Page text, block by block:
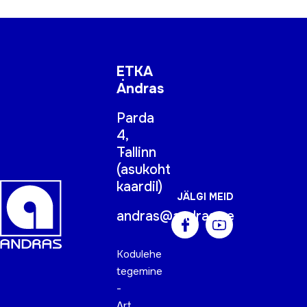
ETKA
Andras
Parda
4,
Tallinn
(asukoht
kaardil)
andras@andras.ee
Kodulehe
tegemine
-
JÄLGI MEID